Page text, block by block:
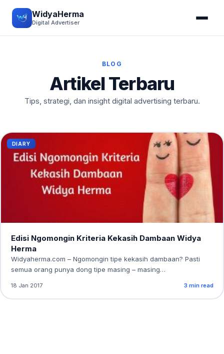
WidyaHerma
Digital Advertiser
BLOG
Artikel Terbaru
Tips, strategi, dan insight digital advertising terbaru.
DIARY
Edisi Ngomongin Kriteria Kekasih Dambaan Widya
Herma
Widyaherma.com – Ngomongin tipe kekasih dambaan? Pasti
semua orang punya dong tipe masing – masing…
18 Jan 2017 3 min read